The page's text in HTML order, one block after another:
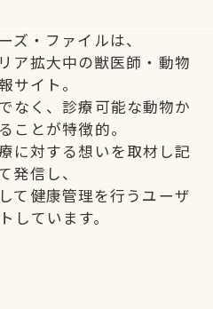
ズ・ファイルは、
ア拡大中の獣医師・動物
サイト。
なく、診療可能な動物か
ことが特徴的。
に対する想いを取材し記
発信し、
て健康管理を行うユーザ
しています。